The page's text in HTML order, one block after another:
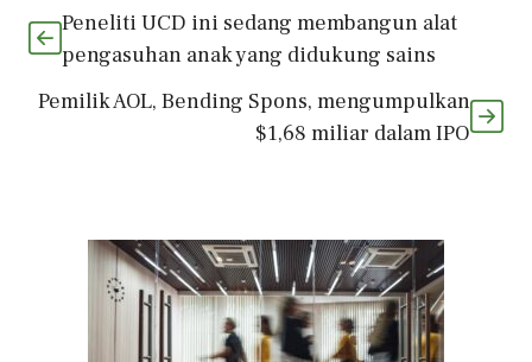
Peneliti UCD ini sedang membangun alat
pengasuhan anak yang didukung sains
Pemilik AOL, Bending Spons, mengumpulkan
$1,68 miliar dalam IPO